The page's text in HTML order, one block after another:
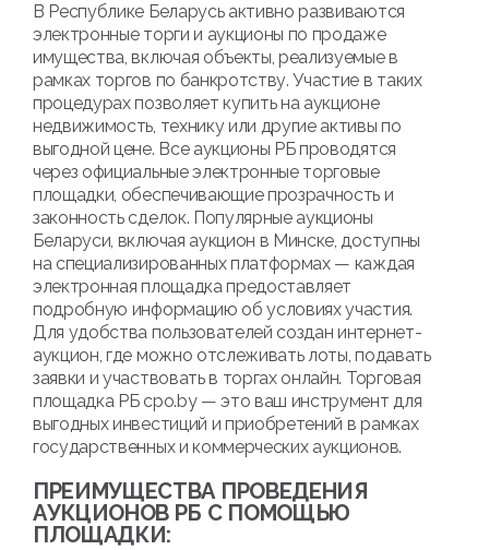
В Республике Беларусь активно развиваются
электронные торги и аукционы по продаже
имущества, включая объекты, реализуемые в
рамках торгов по банкротству. Участие в таких
процедурах позволяет купить на аукционе
недвижимость, технику или другие активы по
выгодной цене. Все аукционы РБ проводятся
через официальные электронные торговые
площадки, обеспечивающие прозрачность и
законность сделок. Популярные аукционы
Беларуси, включая аукцион в Минске, доступны
на специализированных платформах — каждая
электронная площадка предоставляет
подробную информацию об условиях участия.
Для удобства пользователей создан интернет-
аукцион, где можно отслеживать лоты, подавать
заявки и участвовать в торгах онлайн. Торговая
площадка РБ cpo.by — это ваш инструмент для
выгодных инвестиций и приобретений в рамках
государственных и коммерческих аукционов.
ПРЕИМУЩЕСТВА ПРОВЕДЕНИЯ
АУКЦИОНОВ РБ С ПОМОЩЬЮ
ПЛОЩАДКИ: